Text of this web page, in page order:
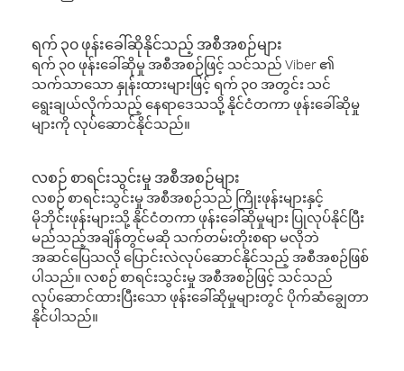
ရက် ၃၀ ဖုန်းခေါ်ဆိုနိုင်သည့် အစီအစဉ်များ
ရက် ၃၀ ဖုန်းခေါ်ဆိုမှု အစီအစဉ်ဖြင့် သင်သည် Viber ၏
သက်သာသော နှုန်းထားများဖြင့် ရက် ၃၀ အတွင်း သင်
ရွေးချယ်လိုက်သည့် နေရာဒေသသို့ နိုင်ငံတကာ ဖုန်းခေါ်ဆိုမှု
များကို လုပ်ဆောင်နိုင်သည်။
လစဉ် စာရင်းသွင်းမှု အစီအစဉ်များ
လစဉ် စာရင်းသွင်းမှု အစီအစဉ်သည် ကြိုးဖုန်းများနှင့်
မိုဘိုင်းဖုန်းများသို့ နိုင်ငံတကာ ဖုန်းခေါ်ဆိုမှုများ ပြုလုပ်နိုင်ပြီး
မည်သည့်အချိန်တွင်မဆို သက်တမ်းတိုးစရာ မလိုဘဲ
အဆင်ပြေသလို ပြောင်းလဲလုပ်ဆောင်နိုင်သည့် အစီအစဉ်ဖြစ်
ပါသည်။ လစဉ် စာရင်းသွင်းမှု အစီအစဉ်ဖြင့် သင်သည်
လုပ်ဆောင်ထားပြီးသော ဖုန်းခေါ်ဆိုမှုများတွင် ပိုက်ဆံချွေတာ
နိုင်ပါသည်။